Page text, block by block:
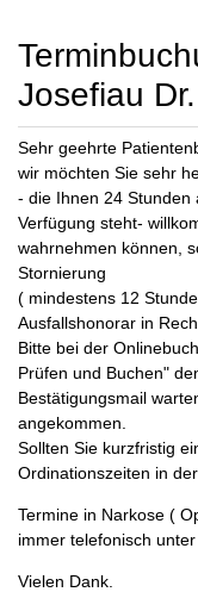
Josefiau
Sehr geehrte
wir möchten Sie sehr
- die Ihnen 24 Stunden
Verfügung steht-
wahrnehmen können,
Stornierung
( mindestens 12
Ausfallshonorar in
Bitte bei der
Prüfen und Buchen"
Bestätigungsmail
angekommen.
Sollten Sie kurzfristig
Ordinationszeiten in
Termine in Narkose (
immer telefonisch
Vielen Dank.